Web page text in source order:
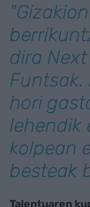
dira
Funtsak.
hori
lehendik
kolpean
besteak
Talentuaren